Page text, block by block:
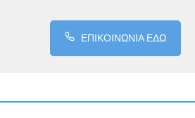
ΕΠΙΚΟΙΝΩΝΙΑ ΕΔΩ